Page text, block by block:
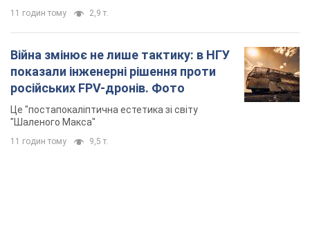
11 годин тому 2,9 т.
Війна змінює не лише тактику: в НГУ
показали інженерні рішення проти
російських FPV-дронів. Фото
Це "постапокаліптична естетика зі світу
"Шаленого Макса"
11 годин тому 9,5 т.